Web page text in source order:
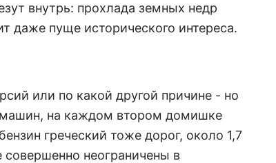
внутрь: прохлада земных недр
даже пуще исторического интереса.
или по какой другой причине - но
машин, на каждом втором домишке
греческий тоже дорог, около 1,7
совершенно неограничены в